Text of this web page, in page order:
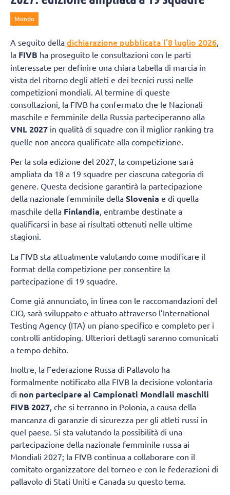
Mondo
A seguito della dichiarazione pubblicata l’8 luglio 2026
la FIVB ha proseguito le consultazioni con le parti
interessate per definire una chiara tabella di marcia in
vista del ritorno degli atleti e dei tecnici russi nelle
competizioni mondiali. Al termine di queste
consultazioni, la FIVB ha confermato che le Nazionali
maschile e femminile della Russia parteciperanno alla
VNL 2027 in qualità di squadre con il miglior ranking tra
quelle non ancora qualificate alla competizione.
Per la sola edizione del 2027, la competizione sarà
ampliata da 18 a 19 squadre per ciascuna categoria di
genere. Questa decisione garantirà la partecipazione
della nazionale femminile della Slovenia e di quella
maschile della Finlandia, entrambe destinate a
qualificarsi in base ai risultati ottenuti nelle ultime
stagioni.
La FIVB sta attualmente valutando come modificare il
format della competizione per consentire la
partecipazione di 19 squadre.
Come già annunciato, in linea con le raccomandazioni del
CIO, sarà sviluppato e attuato attraverso l’International
Testing Agency (ITA) un piano specifico e completo per i
controlli antidoping. Ulteriori dettagli saranno comunicati
a tempo debito.
Inoltre, la Federazione Russa di Pallavolo ha
formalmente notificato alla FIVB la decisione volontaria
di non partecipare ai Campionati Mondiali maschili
FIVB 2027, che si terranno in Polonia, a causa della
mancanza di garanzie di sicurezza per gli atleti russi in
quel paese. Si sta valutando la possibilità di una
partecipazione della nazionale femminile russa ai
Mondiali 2027; la FIVB continua a collaborare con il
comitato organizzatore del torneo e con le federazioni di
pallavolo di Stati Uniti e Canada su questo tema.